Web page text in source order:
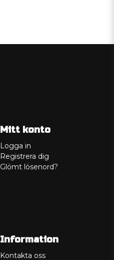
Mitt konto
Logga in
Registrera dig
Glömt lösenord?
Information
Kontakta oss